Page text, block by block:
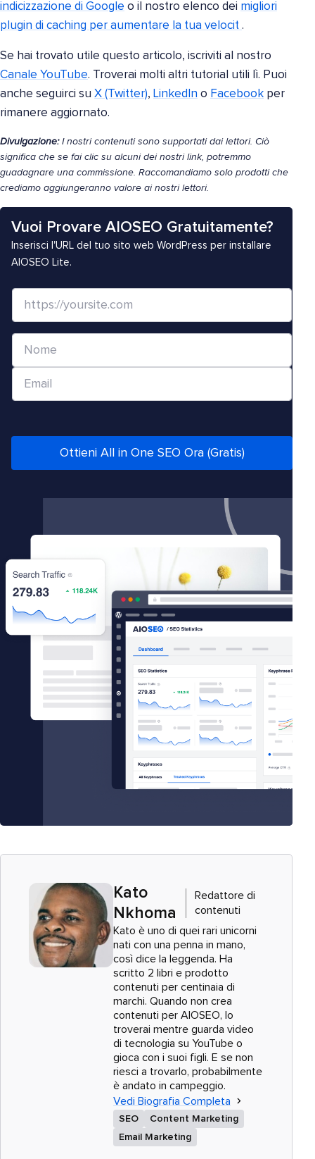
indicizzazione di Google o il nostro elenco dei migliori
plugin di caching per aumentare la tua velocit .
Se hai trovato utile questo articolo, iscriviti al nostro
Canale YouTube. Troverai molti altri tutorial utili lì. Puoi
anche seguirci su X (Twitter), LinkedIn o Facebook per
rimanere aggiornato.
Divulgazione:I nostri contenuti sono supportati dai lettori. Ciò
significa che se fai clic su alcuni dei nostri link, potremmo
guadagnare una commissione. Raccomandiamo solo prodotti che
crediamo aggiungeranno valore ai nostri lettori.
Vuoi Provare AIOSEO Gratuitamente?
Inserisci l'URL del tuo sito web WordPress per installare
AIOSEO Lite.
t
W
R
e
*
Ottieni All in One SEO Ora (Gratis)
Kato
Nkhoma
Redattore di
contenuti
Kato è uno di quei rari unicorni
nati con una penna in mano,
così dice la leggenda. Ha
scritto 2 libri e prodotto
contenuti per centinaia di
marchi. Quando non crea
contenuti per AIOSEO, lo
troverai mentre guarda video
di tecnologia su YouTube o
gioca con i suoi figli. E se non
riesci a trovarlo, probabilmente
è andato in campeggio.
Vedi Biografia Completa
SEO
Content Marketing
Email Marketing